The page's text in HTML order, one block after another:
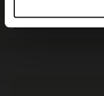
BESTEL MEE